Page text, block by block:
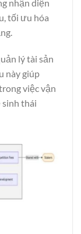
nhận diện
tối ưu hóa
lý tài sản
này giúp
việc vận
sinh thái